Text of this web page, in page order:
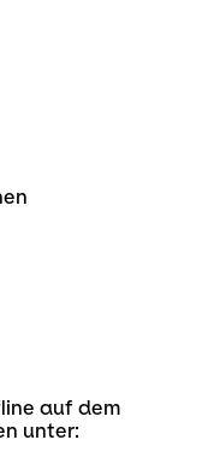
auf dem
unter: